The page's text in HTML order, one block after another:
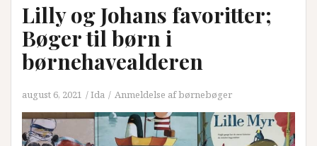
om
hele
serien
vores
favoritter”
Lilly og Johans favoritter;
Bøger til børn i
børnehavealderen
august 6, 2021 Ida Anmeldelse af børnebøger